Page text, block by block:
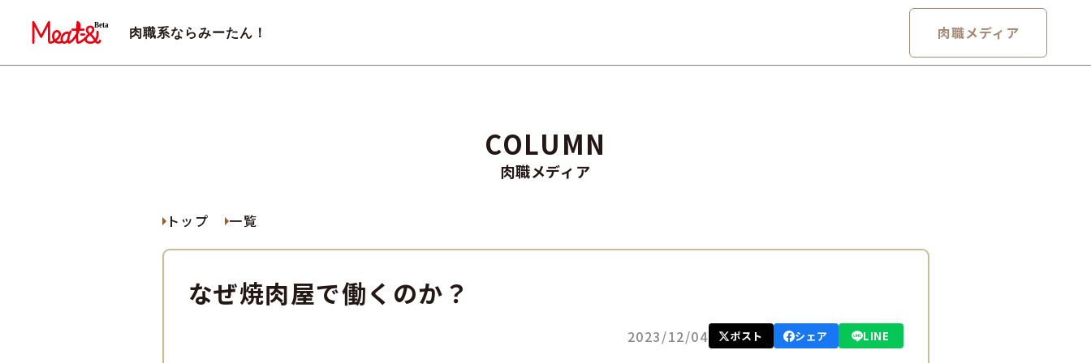
肉職系ならみーたん！ 肉職メディア
COLUMN
肉職メディア
トップ 一覧
なぜ焼肉屋で働くのか？
2023/12/04 ポスト シェア LINE